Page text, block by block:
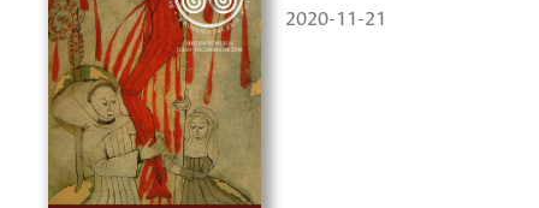
2020-11-21